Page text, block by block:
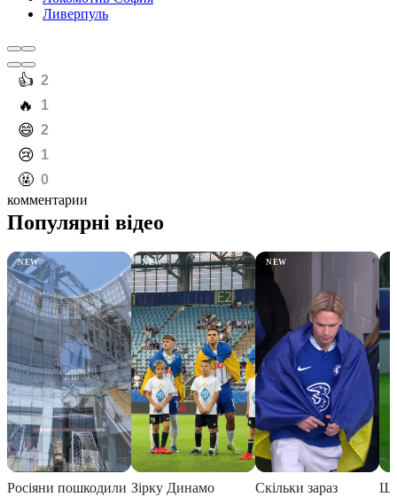
Ливерпуль
️👍 2
️🔥 1
️😄 2
️😢 1
️🤬 0
комментарии